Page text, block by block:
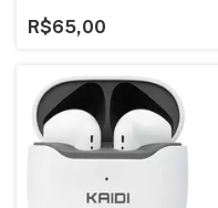
R$65,00